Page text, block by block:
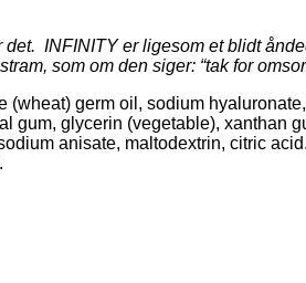
INFINITY er ligesom et blidt
som om den siger: “tak for
germ oil, sodium
glycerin (vegetable), xanthan
anisate, maltodextrin, citric